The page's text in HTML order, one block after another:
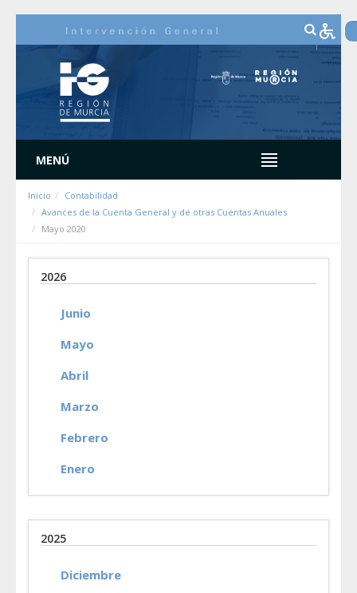
MENÚ
Inicio
Contabilidad
Avances de la Cuenta General y de otras Cuentas Anuales
Mayo 2020
2026
Junio
Mayo
Abril
Marzo
Febrero
Enero
2025
Diciembre